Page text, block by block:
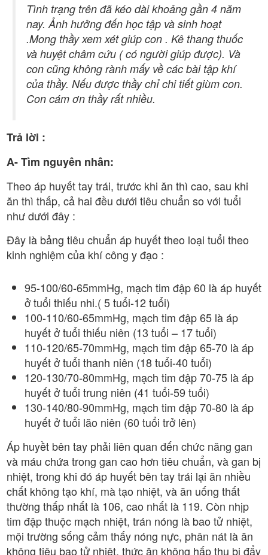
Tình trạng trên đã kéo dài khoảng gần 4 năm
nay. Ảnh hưởng đến học tập và sinh hoạt
.Mong thầy xem xét giúp con . Kê thang thuốc
và huyệt châm cứu ( có người giúp được). Và
con cũng không rành mấy về các bài tập khí
của thầy. Nếu được thầy chỉ chi tiết giùm con.
Con cám ơn thầy rất nhiều.
Trả lời :
A- Tìm nguyên nhân:
Theo áp huyết tay trái, trước khi ăn thì cao, sau khi
ăn thì thấp, cả hai đều dưới tiêu chuẩn so với tuổi
như dưới đây :
Đây là bảng tiêu chuẩn áp huyết theo loại tuổi theo
kinh nghiệm của khí công y đạo :
95-100/60-65mmHg, mạch tim đập 60 là áp huyết
ở tuổi thiếu nhi.( 5 tuổi-12 tuổi)
100-110/60-65mmHg, mạch tim đập 65 là áp
huyết ở tuổi thiếu niên (13 tuổi – 17 tuổi)
110-120/65-70mmHg, mạch tim đập 65-70 là áp
huyết ở tuổi thanh niên (18 tuổi-40 tuổi)
120-130/70-80mmHg, mạch tim đập 70-75 là áp
huyết ở tuổi trung niên (41 tuổi-59 tuổi)
130-140/80-90mmHg, mạch tim đập 70-80 là áp
huyết ở tuổi lão niên (60 tuổi trở lên)
Áp huyềt bên tay phải liên quan đến chức năng gan
và máu chứa trong gan cao hơn tiêu chuẩn, và gan bị
nhiệt, trong khi đó áp huyết bên tay trái lại ăn nhiều
chất không tạo khí, mà tạo nhiệt, và ăn uống thất
thường thấp nhất là 106, cao nhất là 119. Còn nhịp
tim đập thuộc mạch nhiệt, trán nóng là bao tử nhiệt,
mội trường sống cảm thấy nóng nực, phân nát là ăn
không tiêu bao tử nhiệt, thức ăn không hấp thụ bị đẩy